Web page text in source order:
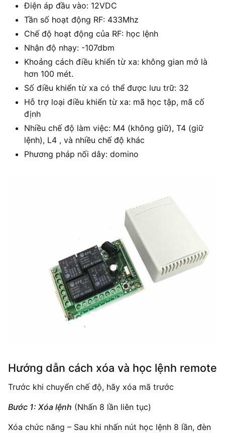
Điện áp đầu vào: 12VDC
Tần số hoạt động RF: 433Mhz
Chế độ hoạt động của RF: học lệnh
Nhận độ nhạy: -107dbm
Khoảng cách điều khiển từ xa: không gian mở là
hơn 100 mét.
Số điều khiển từ xa có thể được lưu trữ: 32
Hỗ trợ loại điều khiển từ xa: mã học tập, mã cố
định
Nhiều chế độ làm việc: M4 (không giữ), T4 (giữ
lệnh), L4 , và nhiều chế độ khác
Phương pháp nối dây: domino
Hướng dẫn cách xóa và học lệnh remote
Trước khi chuyển chế độ, hãy xóa mã trước
Bước 1: Xóa lệnh (Nhấn 8 lần liên tục)
Xóa chức năng – Sau khi nhấn nút học lệnh 8 lần, đèn